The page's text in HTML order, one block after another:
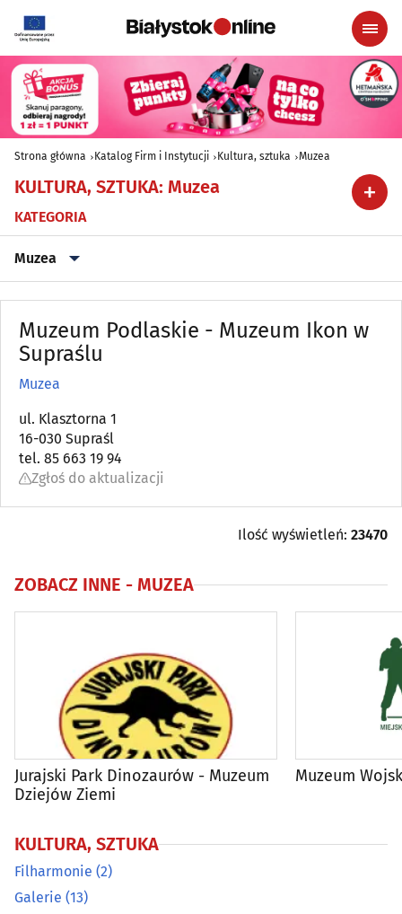
Strona główna Katalog Firm i Instytucji Kultura, sztuka Muzea
KULTURA, SZTUKA: Muzea
KATEGORIA
Muzea
Filharmonie(2)
Galerie(13)
Media(7)
Muzea(31)
Teatry(8)
Muzeum Podlaskie - Muzeum Ikon w
Supraślu
Muzea
ul. Klasztorna 1
16-030 Supraśl
tel. 85 663 19 94
Zgłoś do aktualizacji
Ilość wyświetleń: 23470
ZOBACZ INNE - MUZEA
Jurajski Park Dinozaurów - Muzeum
Dziejów Ziemi
Muzeum
KULTURA, SZTUKA
Filharmonie (2)
Galerie (13)